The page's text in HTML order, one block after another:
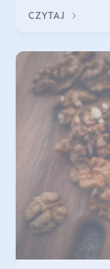
kryteria wyboru!
CZYTAJ